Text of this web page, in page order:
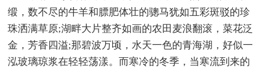
缎，数不尽的牛羊和膘肥体壮的骢马犹如五彩斑驳的珍
珠洒满草原;湖畔大片整齐如画的农田麦浪翻滚，菜花泛
金，芳香四溢;那碧波万顷，水天一色的青海湖，好似一
泓玻璃琼浆在轻轻荡漾。而寒冷的冬季，当寒流到来的